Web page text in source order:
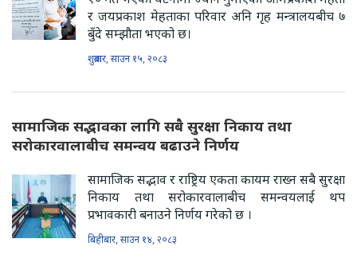
र जयप्रकाश मेहताका परिवार अनि गृह मन्त्रालयबीच ७
बुँदे सम्झौता भएको छ।
शुक्रबार, साउन १५, २०८३
सामाजिक सद्भावका लागि सबै सुरक्षा निकाय तथा
सरोकारवालाबीच समन्वय बढाउने निर्णय
सामाजिक सद्भाव र राष्ट्रिय एकता कायम राख्न सबै सुरक्षा
निकाय तथा सरोकारवालाबीच समन्वयलाई थप
प्रभावकारी बनाउने निर्णय गरेको छ ।
बिहीबार, साउन १४, २०८३